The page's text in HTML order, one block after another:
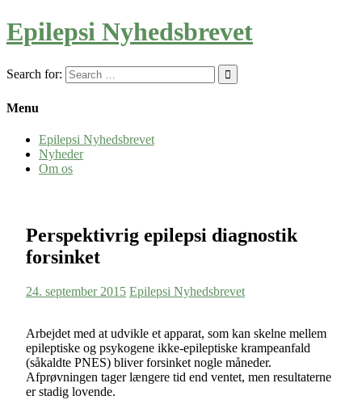
Epilepsi Nyhedsbrevet
Search for:
Menu
Epilepsi Nyhedsbrevet
Nyheder
Om os
Perspektivrig epilepsi diagnostik
forsinket
24. september 2015 Epilepsi Nyhedsbrevet
Arbejdet med at udvikle et apparat, som kan skelne mellem
epileptiske og psykogene ikke-epileptiske krampeanfald
(såkaldte PNES) bliver forsinket nogle måneder.
Afprøvningen tager længere tid end ventet, men resultaterne
er stadig lovende.